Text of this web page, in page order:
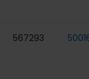
567293